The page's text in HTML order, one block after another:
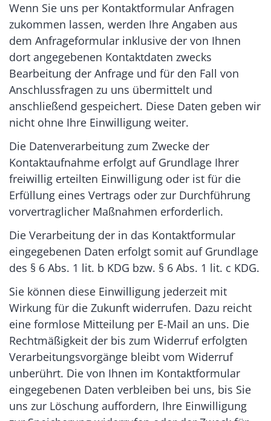
Wenn Sie uns per Kontaktformular Anfragen
zukommen lassen, werden Ihre Angaben aus
dem Anfrageformular inklusive der von Ihnen
dort angegebenen Kontaktdaten zwecks
Bearbeitung der Anfrage und für den Fall von
Anschlussfragen zu uns übermittelt und
anschließend gespeichert. Diese Daten geben wir
nicht ohne Ihre Einwilligung weiter.
Die Datenverarbeitung zum Zwecke der
Kontaktaufnahme erfolgt auf Grundlage Ihrer
freiwillig erteilten Einwilligung oder ist für die
Erfüllung eines Vertrags oder zur Durchführung
vorvertraglicher Maßnahmen erforderlich.
Die Verarbeitung der in das Kontaktformular
eingegebenen Daten erfolgt somit auf Grundlage
des § 6 Abs. 1 lit. b KDG bzw. § 6 Abs. 1 lit. c KDG.
Sie können diese Einwilligung jederzeit mit
Wirkung für die Zukunft widerrufen. Dazu reicht
eine formlose Mitteilung per E-Mail an uns. Die
Rechtmäßigkeit der bis zum Widerruf erfolgten
Verarbeitungsvorgänge bleibt vom Widerruf
unberührt. Die von Ihnen im Kontaktformular
eingegebenen Daten verbleiben bei uns, bis Sie
uns zur Löschung auffordern, Ihre Einwilligung